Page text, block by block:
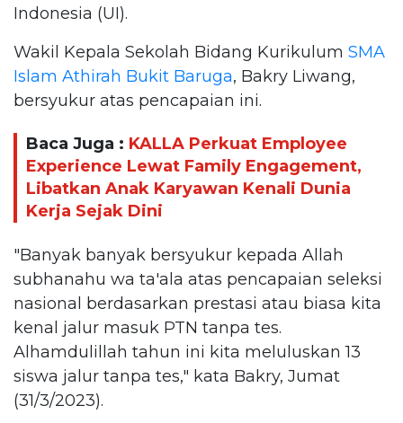
Indonesia (UI).
Wakil Kepala Sekolah Bidang Kurikulum SMA
Islam Athirah Bukit Baruga, Bakry Liwang,
bersyukur atas pencapaian ini.
Baca Juga : KALLA Perkuat Employee
Experience Lewat Family Engagement,
Libatkan Anak Karyawan Kenali Dunia
Kerja Sejak Dini
"Banyak banyak bersyukur kepada Allah
subhanahu wa ta'ala atas pencapaian seleksi
nasional berdasarkan prestasi atau biasa kita
kenal jalur masuk PTN tanpa tes.
Alhamdulillah tahun ini kita meluluskan 13
siswa jalur tanpa tes," kata Bakry, Jumat
(31/3/2023).